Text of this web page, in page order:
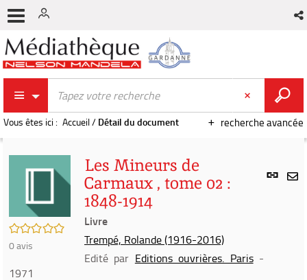
recherche avancée
Vous êtes ici : Accueil/ Détail du document
Lien
/5
0avis
Les Mineurs de
Carmaux , tome 02 :
1848-1914
Livre
Trempé, Rolande (1916-2016)
Edité par Editions ouvrières. Paris-
1971